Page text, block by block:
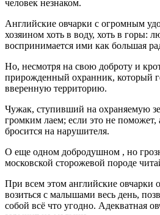
человек незнаком.
Английские овчарки с огромным
хозяином хоть в воду, хоть в горы:
воспринимается ими как большая
Но, несмотря на свою доброту и
прирожденный охранник, который
вверенную территорию.
Чужак, ступивший на охраняемую
громким лаем; если это не поможет,
бросится на нарушителя.
О еще одном добродушном , но
московской сторожевой породе
При всем этом английские овчарки
возиться с малышами весь день,
собой всё что угодно. Адекватная